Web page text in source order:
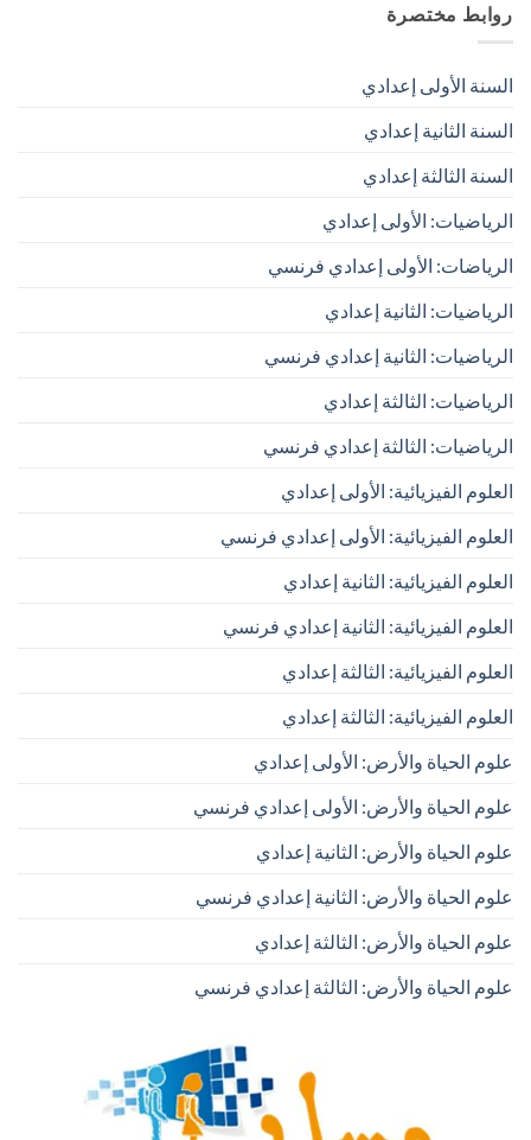
روابط مختصرة
السنة الأولى إعدادي
السنة الثانية إعدادي
السنة الثالثة إعدادي
الرياضيات: الأولى إعدادي
الرياضات: الأولى إعدادي فرنسي
الرياضيات: الثانية إعدادي
الرياضيات: الثانية إعدادي فرنسي
الرياضيات: الثالثة إعدادي
الرياضيات: الثالثة إعدادي فرنسي
العلوم الفيزيائية: الأولى إعدادي
العلوم الفيزيائية: الأولى إعدادي فرنسي
العلوم الفيزيائية: الثانية إعدادي
العلوم الفيزيائية: الثانية إعدادي فرنسي
العلوم الفيزيائية: الثالثة إعدادي
العلوم الفيزيائية: الثالثة إعدادي
علوم الحياة والأرض: الأولى إعدادي
علوم الحياة والأرض: الأولى إعدادي فرنسي
علوم الحياة والأرض: الثانية إعدادي
علوم الحياة والأرض: الثانية إعدادي فرنسي
علوم الحياة والأرض: الثالثة إعدادي
علوم الحياة والأرض: الثالثة إعدادي فرنسي